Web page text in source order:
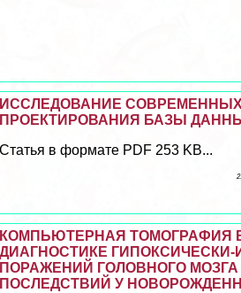
ИССЛЕДОВАНИЕ
ПРОЕКТИРОВАНИЯ БАЗЫ
Статья в формате PDF 253 KB...
КОМПЬЮТЕРНАЯ ТОМОГРАФИЯ
ДИАГНОСТИКЕ
ПОРАЖЕНИЙ ГОЛОВНОГО МОЗГА
ПОСЛЕДСТВИЙ У